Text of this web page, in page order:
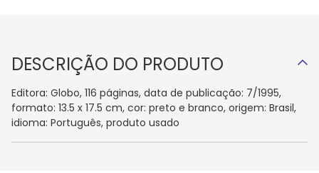
DESCRIÇÃO DO PRODUTO
Editora: Globo, 116 páginas, data de publicação: 7/1995,
formato: 13.5 x 17.5 cm, cor: preto e branco, origem: Brasil,
idioma: Português, produto usado